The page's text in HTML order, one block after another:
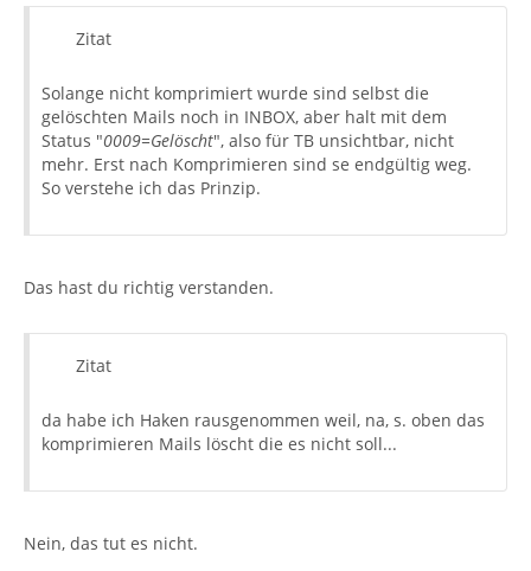
Zitat
Solange nicht komprimiert wurde sind selbst die
gelöschten Mails noch in INBOX, aber halt mit dem
Status "0009=Gelöscht", also für TB unsichtbar, nicht
mehr. Erst nach Komprimieren sind se endgültig weg.
So verstehe ich das Prinzip.
Das hast du richtig verstanden.
Zitat
da habe ich Haken rausgenommen weil, na, s. oben das
komprimieren Mails löscht die es nicht soll...
Nein, das tut es nicht.